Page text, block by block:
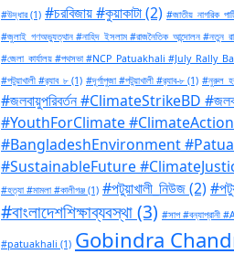
#উদ্ধার(1) #চরবিজায় #কুয়াকাটা(2)
#জুলাই_গণঅভ্যুত্থান #নাহিদ_ইসলাম #রাজনৈতিক_আন্দোলন
#জেলা_কার্যালয় #পথসভা #NCP_Patuakhali
#পটুয়াখালী #র‍্যাব_৮ (1) #দূর্গাপুজা #পটুয়াখালী #র‍্যাব-৮ (1)
#জলবায়ুপরিবর্তন #ClimateStrikeBD
#YouthForClimate #ClimateAction
#BangladeshEnvironment
#SustainableFuture
#হত্যা #মামলা #কালীগঞ্জ (1) #পটুয়াখালী_নিউজ(2)
#বাংলাদেশশিক্ষাব্যবস্থা(3) #সাপ
#patuakhali (1) Gobindra